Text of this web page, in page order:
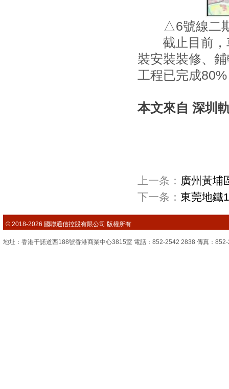
△6號線二
截止目前，
裝安裝裝修、
工程已完成
本文來自 深圳
上一条： 廣州黃埔
下一条： 東莞地鐵
© 2018-2026 國聯通信控股有限公司 版權所有
地址：香港干諾道西188號香港商業中心3815室 電話：852-2542 2838 傳真：